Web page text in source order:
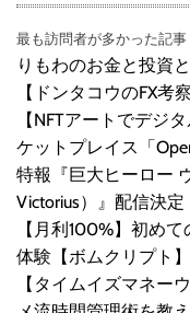
最も訪問者が多かった記事
りもわのお金と投資
【ドンタコウのFX考
【NFTアートでデジ
ケットプレイス「
特報『巨大ヒーロー
Victorius）』配信決定
【月利100%】初め
体験【ボムクリプト】
【タイムイズマネー